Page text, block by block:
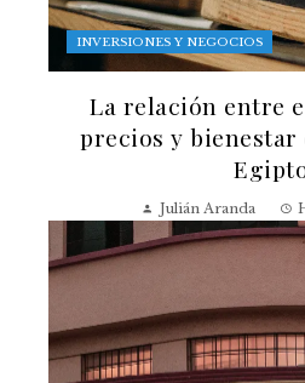
INVERSIONES Y NEGOCIOS
La relación entre
precios y bienestar
Julián Aranda